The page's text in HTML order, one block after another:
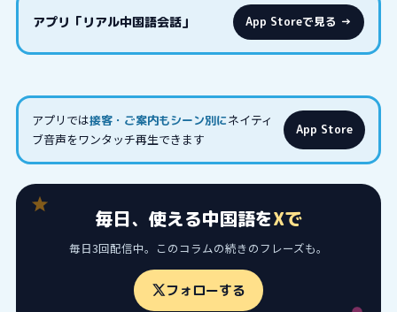
アプリ「リアル中国語会話」 App Storeで見る →
アプリでは接客・ご案内もシーン別にネイティ
ブ音声をワンタッチ再生できます
App Store
毎日、使える中国語をXで
毎日3回配信中。このコラムの続きのフレーズも。
フォローする